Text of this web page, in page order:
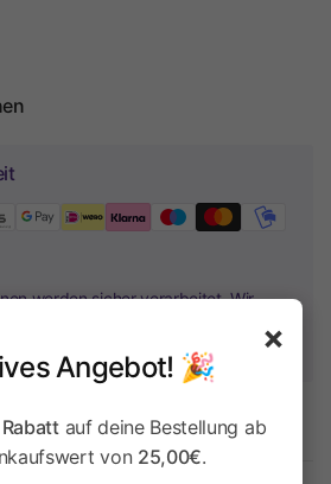
werden sicher verarbeitet. Wir
×
Angebot! 🎉
Rabattauf deine Bestellung ab
von 25,00€.